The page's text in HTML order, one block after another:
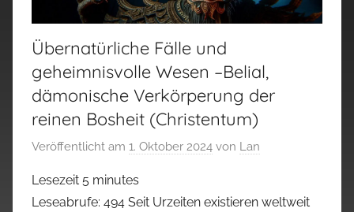
Übernatürliche Fälle und
geheimnisvolle Wesen –Belial,
dämonische Verkörperung der
reinen Bosheit (Christentum)
Veröffentlicht am 1. Oktober 2024 von Lan
Lesezeit 5 minutes
Leseabrufe: 494 Seit Urzeiten existieren weltweit